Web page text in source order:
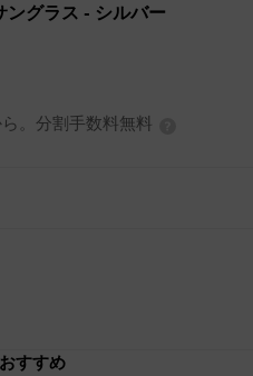
ングラス - シルバー
。分割手数料無料
すすめ